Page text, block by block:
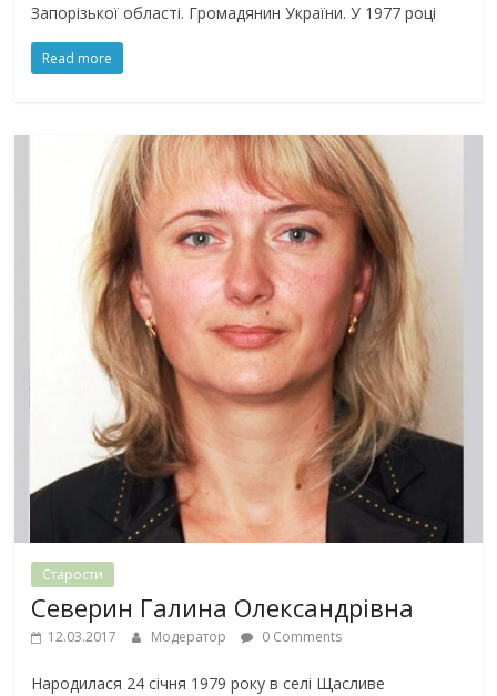
Запорізької області. Громадянин України. У 1977 році
Read more
Старости
Северин Галина Олександрівна
12.03.2017 Модератор 0 Comments
Народилася 24 січня 1979 року в селі Щасливе